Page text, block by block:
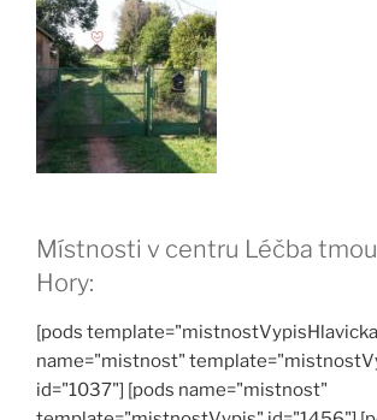
Místnosti v centru Léčba
Hory:
[pods
name="mistnost"
id="1037"] [pods name="mistnost"